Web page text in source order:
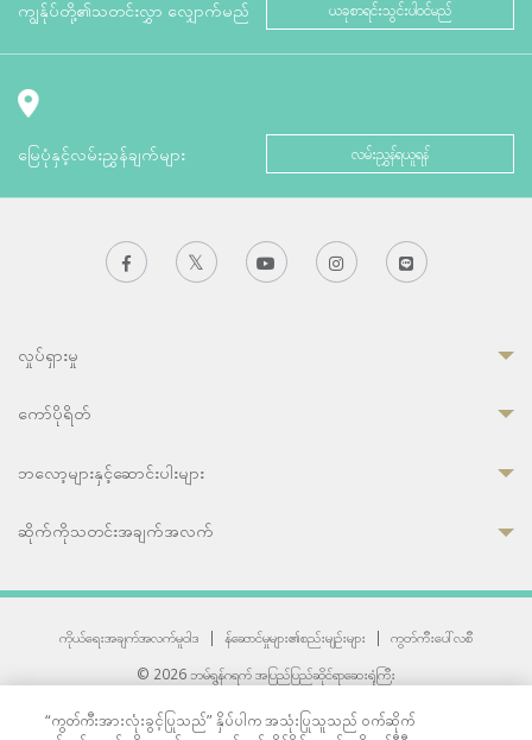
ကျွန်ုပ်တို့၏သတင်းလွှာ လျှောက်မည် ယခုစာရင်းသွင်းပါဝင်မည်
မြေပုံနှင့်လမ်းညွှန်ချက်များ လမ်းညွှန်ရယူရန်
လှုပ်ရှားမှု
ကော်ပိုရိတ်
ဘလော့များနှင့်ဆောင်းပါးများ
ဆိုက်ကိုသတင်းအချက်အလက်
ကိုယ်ရေးအချက်အလက်မူဝါဒ | န်ဆောင်မှုများ၏စည်းမျဉ်းများ |
ကွတ်ကီးပေါ်လစီ
© 2026 ဘမ်ရွန်ဂရက် အပြည်ပြည်ဆိုင်ရာဆေးရုံကြီး
“ကွတ်ကီးအားလုံးခွင့်ပြုသည်” နှိပ်ပါက အသုံးပြုသူသည် ဝက်ဆိုက်